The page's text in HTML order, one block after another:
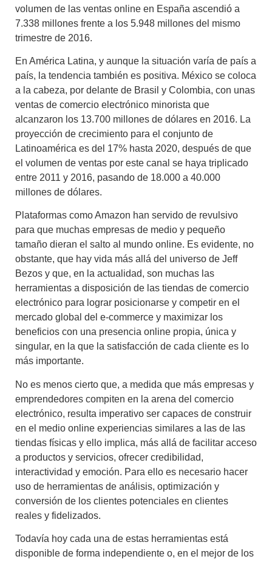
volumen de las ventas online en España ascendió a
7.338 millones frente a los 5.948 millones del mismo
trimestre de 2016.
En América Latina, y aunque la situación varía de país a
país, la tendencia también es positiva. México se coloca
a la cabeza, por delante de Brasil y Colombia, con unas
ventas de comercio electrónico minorista que
alcanzaron los 13.700 millones de dólares en 2016. La
proyección de crecimiento para el conjunto de
Latinoamérica es del 17% hasta 2020, después de que
el volumen de ventas por este canal se haya triplicado
entre 2011 y 2016, pasando de 18.000 a 40.000
millones de dólares.
Plataformas como Amazon han servido de revulsivo
para que muchas empresas de medio y pequeño
tamaño dieran el salto al mundo online. Es evidente, no
obstante, que hay vida más allá del universo de Jeff
Bezos y que, en la actualidad, son muchas las
herramientas a disposición de las tiendas de comercio
electrónico para lograr posicionarse y competir en el
mercado global del e-commerce y maximizar los
beneficios con una presencia online propia, única y
singular, en la que la satisfacción de cada cliente es lo
más importante.
No es menos cierto que, a medida que más empresas y
emprendedores compiten en la arena del comercio
electrónico, resulta imperativo ser capaces de construir
en el medio online experiencias similares a las de las
tiendas físicas y ello implica, más allá de facilitar acceso
a productos y servicios, ofrecer credibilidad,
interactividad y emoción. Para ello es necesario hacer
uso de herramientas de análisis, optimización y
conversión de los clientes potenciales en clientes
reales y fidelizados.
Todavía hoy cada una de estas herramientas está
disponible de forma independiente o, en el mejor de los